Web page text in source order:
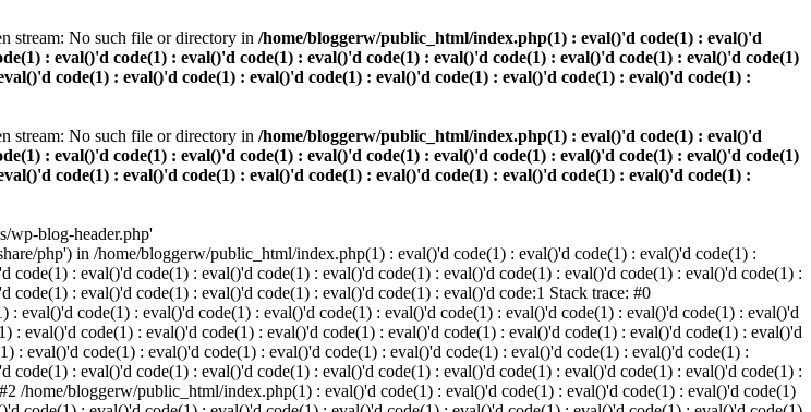
stream: No such file or directory in /home/bloggerw/public_html/index.php(1) : eval()'d code(1) : eval()'d
: eval()'d code(1) : eval()'d code(1) : eval()'d code(1) : eval()'d code(1) : eval()'d code(1) : eval()'d code(1)
code(1) : eval()'d code(1) : eval()'d code(1) : eval()'d code(1) : eval()'d code(1) : eval()'d code(1) :
stream: No such file or directory in /home/bloggerw/public_html/index.php(1) : eval()'d code(1) : eval()'d
: eval()'d code(1) : eval()'d code(1) : eval()'d code(1) : eval()'d code(1) : eval()'d code(1) : eval()'d code(1)
code(1) : eval()'d code(1) : eval()'d code(1) : eval()'d code(1) : eval()'d code(1) : eval()'d code(1) :
wp-blog-header.php'
php') in /home/bloggerw/public_html/index.php(1) : eval()'d code(1) : eval()'d code(1) : eval()'d code(1) :
: eval()'d code(1) : eval()'d code(1) : eval()'d code(1) : eval()'d code(1) : eval()'d code(1) : eval()'d code(1) :
: eval()'d code(1) : eval()'d code(1) : eval()'d code(1) : eval()'d code:1 Stack trace: #0
code(1) : eval()'d code(1) : eval()'d code(1) : eval()'d code(1) : eval()'d code(1) : eval()'d code(1) : eval()'d
eval()'d code(1) : eval()'d code(1) : eval()'d code(1) : eval()'d code(1) : eval()'d code(1) : eval()'d code(1) : eval()'d
eval()'d code(1) : eval()'d code(1) : eval()'d code(1) : eval()'d code(1) : eval()'d code(1) : eval()'d code(1) :
: eval()'d code(1) : eval()'d code(1) : eval()'d code(1) : eval()'d code(1) : eval()'d code(1) : eval()'d code(1) :
/home/bloggerw/public_html/index.php(1) : eval()'d code(1) : eval()'d code(1) : eval()'d code(1) : eval()'d code(1)